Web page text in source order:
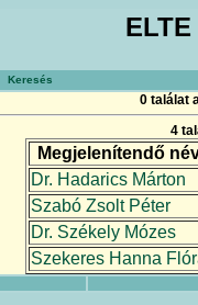
Keresés
0 találat
4
Megjelenítendő
Dr. Hadarics Márton
Szabó Zsolt Péter
Dr. Székely Mózes
Szekeres Hanna